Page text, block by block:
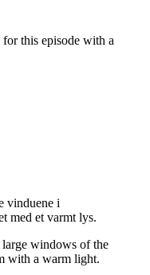
this episode with a
vinduene i
med et varmt lys.
windows of the
with a warm light.